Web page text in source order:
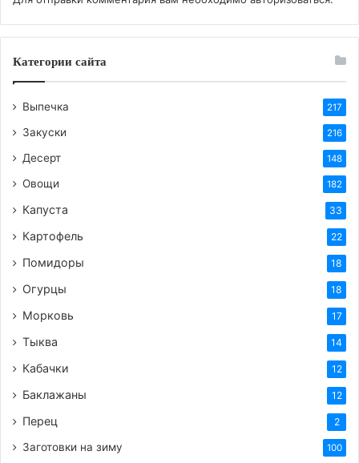
корень петрушки,
копчёный чернослив,
пряности — по вкусу,
свежий укроп, лимон
В куриный бульон добавить корень петрушки,
душистый и чёрный перец, немного посолить.
Когда пряности отдадут свой вкус —
нарезать мелкими кубиками.
Категории сайта
Выпечка 217
Закуски 216
Десерт 148
Овощи 182
Капуста 33
Картофель 22
Помидоры 18
Огурцы 18
Морковь 17
Тыква 14
Кабачки 12
Баклажаны 12
Перец 2
Заготовки на зиму 100